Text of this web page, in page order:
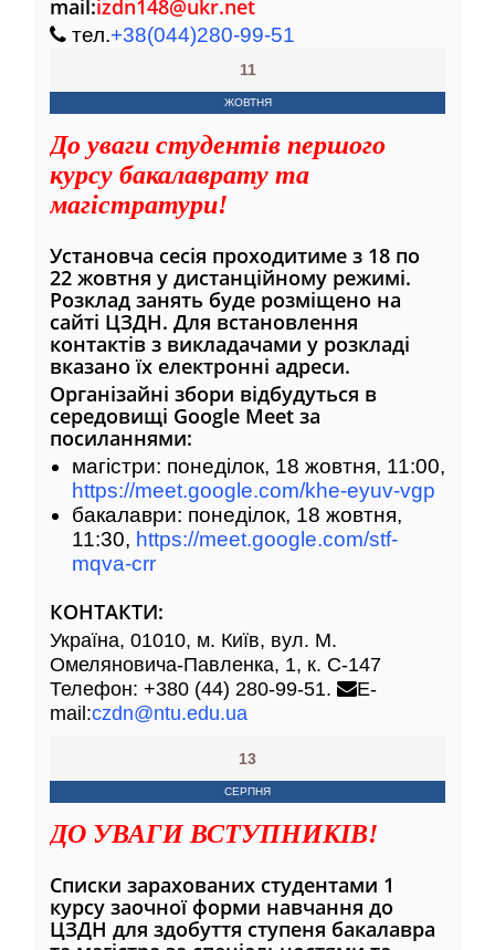
mail:izdn148@ukr.net
тел.+38(044)280-99-51
11
ЖОВТНЯ
До уваги студентів першого
курсу бакалаврату та
магістратури!
Установча сесія проходитиме з 18 по
22 жовтня у дистанційному режимі.
Розклад занять буде розміщено на
сайті ЦЗДН. Для встановлення
контактів з викладачами у розкладі
вказано їх електронні адреси.
Організайні збори відбудуться в
середовищі Google Meet за
посиланнями:
магістри: понеділок, 18 жовтня, 11:00,
https://meet.google.com/khe-eyuv-vgp
бакалаври: понеділок, 18 жовтня,
11:30, https://meet.google.com/stf-
mqva-crr
КОНТАКТИ:
Україна, 01010, м. Київ, вул. М.
Омеляновича-Павленка, 1, к. С-147
Телефон: +380 (44) 280-99-51.
E-
mail:czdn@ntu.edu.ua
13
СЕРПНЯ
ДО УВАГИ ВСТУПНИКІВ!
Списки зарахованих студентами 1
курсу заочної форми навчання до
ЦЗДН для здобуття ступеня бакалавра